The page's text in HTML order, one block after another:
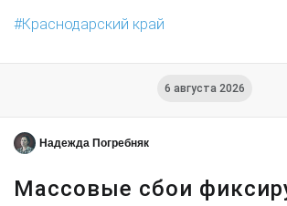
Краснодарский край
6 августа 2026
Надежда Погребняк
Массовые сбои